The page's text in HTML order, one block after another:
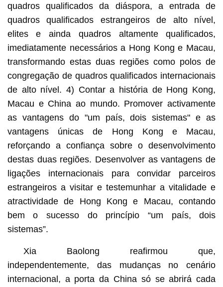
quadros qualificados da diáspora, a entrada de
quadros qualificados estrangeiros de alto nível,
elites e ainda quadros altamente qualificados,
imediatamente necessários a Hong Kong e Macau,
transformando estas duas regiões como polos de
congregação de quadros qualificados internacionais
de alto nível. 4) Contar a história de Hong Kong,
Macau e China ao mundo. Promover activamente
as vantagens do "um país, dois sistemas" e as
vantagens únicas de Hong Kong e Macau,
reforçando a confiança sobre o desenvolvimento
destas duas regiões. Desenvolver as vantagens de
ligações internacionais para convidar parceiros
estrangeiros a visitar e testemunhar a vitalidade e
atractividade de Hong Kong e Macau, contando
bem o sucesso do princípio “um país, dois
sistemas”.
Xia Baolong reafirmou que,
independentemente, das mudanças no cenário
internacional, a porta da China só se abrirá cada